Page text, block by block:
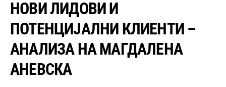
НОВИ ЛИДОВИ И
ПОТЕНЦИЈАЛНИ КЛИЕНТИ –
АНАЛИЗА НА МАГДАЛЕНА
АНЕВСКА